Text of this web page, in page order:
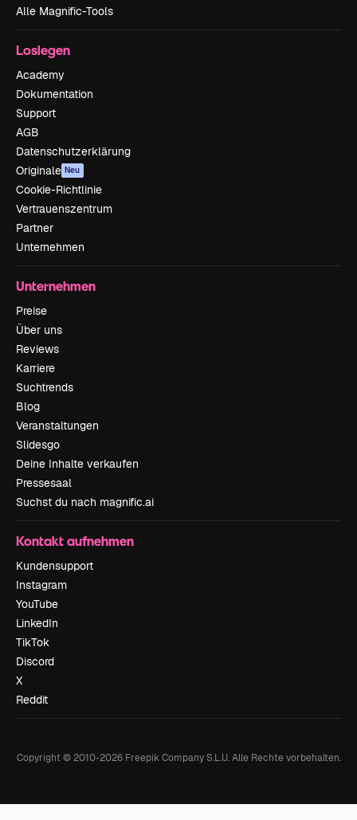
Alle Magnific-Tools
Loslegen
Academy
Dokumentation
Support
AGB
Datenschutzerklärung
Originale Neu
Cookie-Richtlinie
Vertrauenszentrum
Partner
Unternehmen
Unternehmen
Preise
Über uns
Reviews
Karriere
Suchtrends
Blog
Veranstaltungen
Slidesgo
Deine Inhalte verkaufen
Pressesaal
Suchst du nach magnific.ai
Kontakt aufnehmen
Kundensupport
Instagram
YouTube
LinkedIn
TikTok
Discord
X
Reddit
Copyright © 2010-2026Freepik Company S.L.U. Alle Rechte vorbehalten.